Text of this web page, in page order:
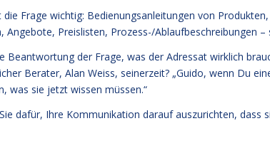
die Frage wichtig: Bedienungsanleitungen von
Angebote, Preislisten, Prozess-/Ablaufbeschreibungen
Beantwortung der Frage, was der Adressat wirklich
Berater, Alan Weiss, seinerzeit? „Guido, wenn Du
was sie jetzt wissen müssen.“
dafür, Ihre Kommunikation darauf auszurichten, dass